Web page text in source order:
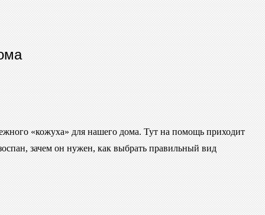
«кожуха» для нашего дома. Тут на помощь приходит
зачем он нужен, как выбрать правильный вид